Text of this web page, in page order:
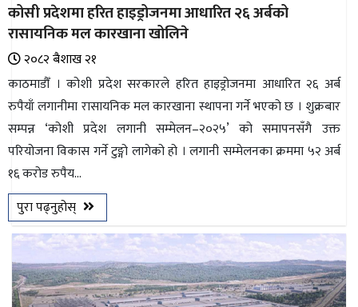
कोसी प्रदेशमा हरित हाइड्रोजनमा आधारित २६ अर्बको
रासायनिक मल कारखाना खोलिने
२०८२ ब‌ैशाख २१
काठमाडौँ । कोशी प्रदेश सरकारले हरित हाइड्रोजनमा आधारित २६ अर्ब
रुपैयाँ लगानीमा रासायनिक मल कारखाना स्थापना गर्ने भएको छ । शुक्रबार
सम्पन्न ‘कोशी प्रदेश लगानी सम्मेलन–२०२५’ को समापनसँगै उक्त
परियोजना विकास गर्ने टुङ्गो लागेको हो । लगानी सम्मेलनका क्रममा ५२ अर्ब
१६ करोड रुपैय...
पुरा पढ्नुहोस्